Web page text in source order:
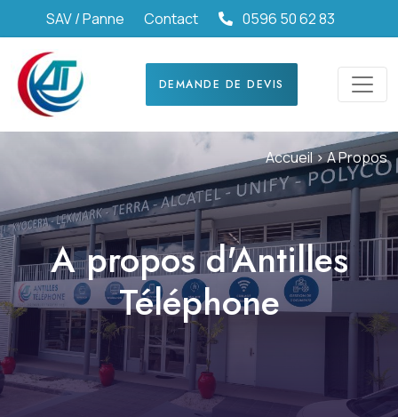
SAV / Panne Contact 0596 50 62 83
DEMANDE DE DEVIS
Accueil >A Propos
A propos d'Antilles
Téléphone